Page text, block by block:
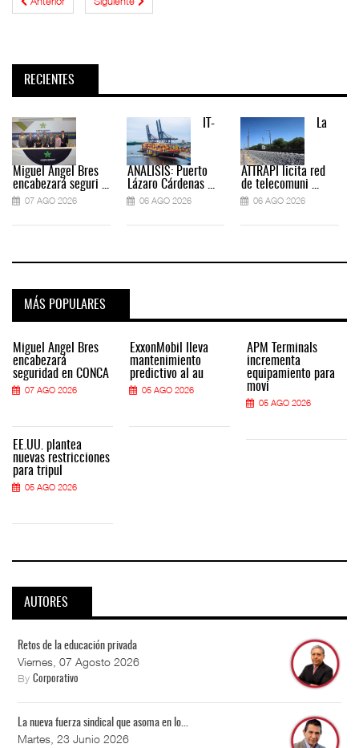
RECIENTES
Miguel Ángel Bres
encabezará seguri ...
07 AGO 2026
IT-
ANÁLISIS: Puerto
Lázaro Cárdenas ...
06 AGO 2026
La
ATTRAPI licita red
de telecomuni ...
06 AGO 2026
MÁS POPULARES
Miguel Ángel Bres
encabezará
seguridad en CONCA
07 AGO 2026
EE.UU. plantea
nuevas restricciones
para tripul
05 AGO 2026
ExxonMobil lleva
mantenimiento
predictivo al au
05 AGO 2026
APM Terminals
incrementa
equipamiento para
movi
05 AGO 2026
AUTORES
Retos de la educación privada
Viernes, 07 Agosto 2026
By Corporativo
La nueva fuerza sindical que asoma en lo...
Martes, 23 Junio 2026